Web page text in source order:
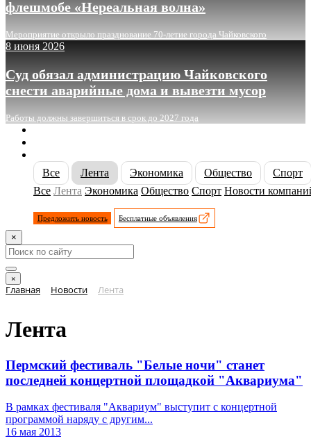
флешмобе «Нереальная волна»
Мероприятие открыло празднование 70-летие города Чайковского
8 июня 2026
Суд обязал администрацию Чайковского
снести аварийные дома и вывезти мусор
Работы должны завершиться в срок до 2027 года
Все
Лента Экономика Общество
Спорт
Все Лента Экономика Общество Спорт Новости
Предложить новость Бесплатные объявления
×
×
Главная Новости Лента
Лента
Пермский фестиваль "Белые ночи" станет
последней концертной площадкой "Аквариума"
В рамках фестиваля "Аквариум" выступит с концертной
программой наряду с другим...
16 мая 2013